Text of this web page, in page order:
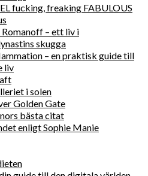
fucking, freaking FABULOUS
Romanoff – ett liv i
skugga
– en praktisk guide till
liv
i solen
Golden Gate
bästa citat
enligt Sophie Manie